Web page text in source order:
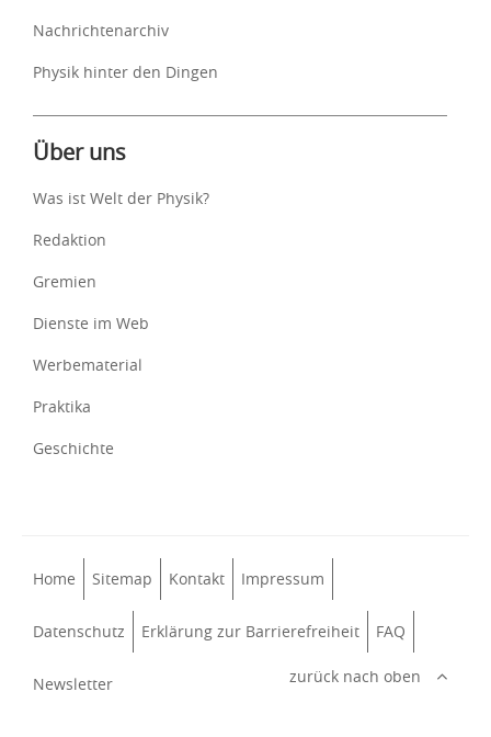
Nachrichtenarchiv
Physik hinter den Dingen
Über uns
Was ist Welt der Physik?
Redaktion
Gremien
Dienste im Web
Werbematerial
Praktika
Geschichte
Home Sitemap Kontakt Impressum
Datenschutz Erklärung zur Barrierefreiheit FAQ
Newsletter zurück nach oben